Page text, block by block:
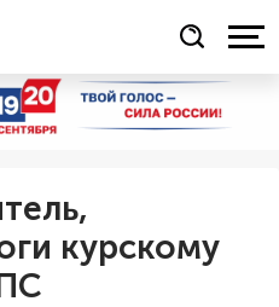
курскому